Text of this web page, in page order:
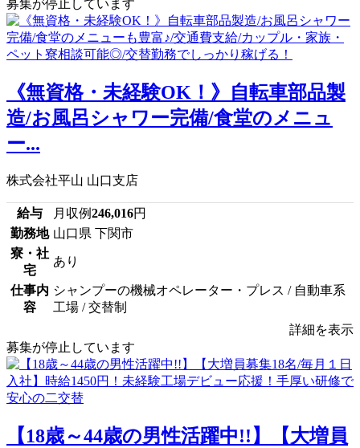
募集が停止しています
《無資格・未経験OK！》自転車部品製
造/お風呂シャワー完備/食堂のメニュ
ー...
株式会社平山 山口支店
給与 月収例246,016円
勤務地 山口県 下関市
寮・社
宅
あり
仕事内
容
シャンプーの機械オペレーター・プレス / 自動車系
工場 / 交替制
詳細を表示
募集が停止しています
【18歳～44歳の男性活躍中!!】【大増員